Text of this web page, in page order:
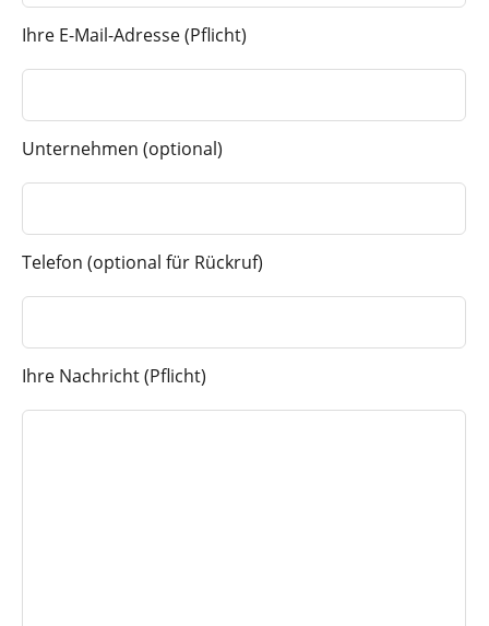
Ihre E-Mail-Adresse (Pflicht)
Unternehmen (optional)
Telefon (optional für Rückruf)
Ihre Nachricht (Pflicht)